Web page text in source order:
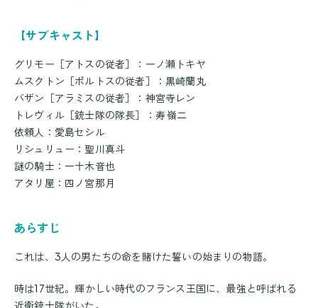
【サブキャスト】
グリモー［アトスの従者］：一ノ瀬トキヤ
ムスクトン［ポルトスの従者］：黒崎蘭丸
バザン［アラミスの従者］：神宮寺レン
トレヴィル［銃士隊の隊長］：寿 嶺二
依頼人：愛島セシル
リシュリュー：聖川真斗
謎の騎士：一十木音也
アタリ屋：四ノ宮那月
あらすじ
これは、3人の男たちの命を賭けた誓いの始まりの物語。
時は17世紀。輝かしい時代のフランス王国に、最強と呼ばれる
近衛銃士隊がいた。